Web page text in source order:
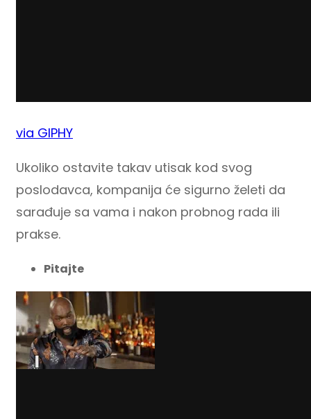
via GIPHY
Ukoliko ostavite takav utisak kod svog
poslodavca, kompanija će sigurno želeti da
sarađuje sa vama i nakon probnog rada ili
prakse.
Pitajte